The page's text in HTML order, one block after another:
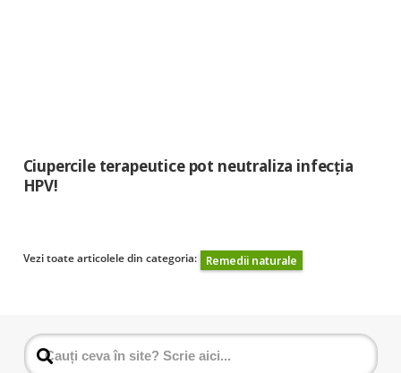
Ciupercile terapeutice pot neutraliza infecția
HPV!
Vezi toate articolele din categoria: Remedii naturale